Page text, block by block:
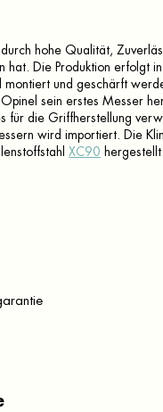
hohe Qualität,
hat. Die Produktion erfolgt
und geschärft
sein erstes Messer
für die Griffherstellung
wird importiert. Die
XC90 hergestellt.